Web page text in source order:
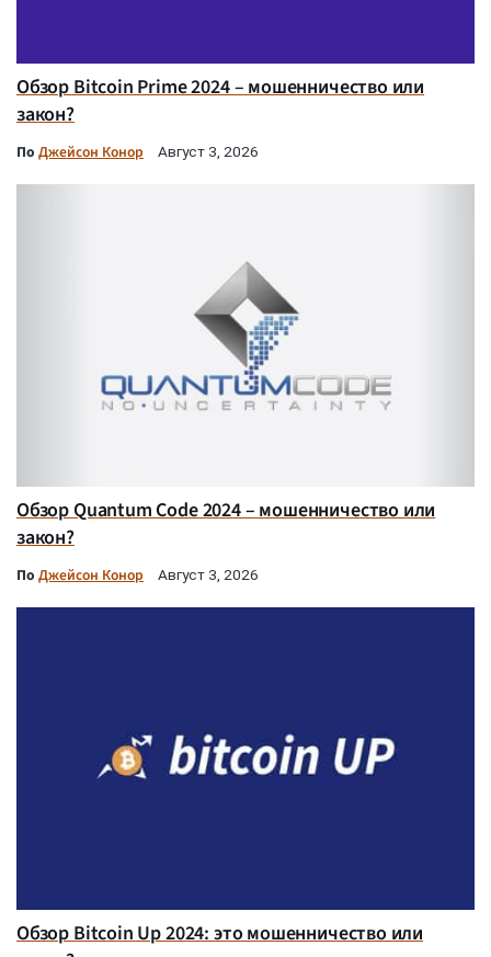
Обзор Bitcoin Prime 2024 – мошенничество или
закон?
По Джейсон Конор Август 3, 2026
Обзор Quantum Code 2024 – мошенничество или
закон?
По Джейсон Конор Август 3, 2026
Обзор Bitcoin Up 2024: это мошенничество или